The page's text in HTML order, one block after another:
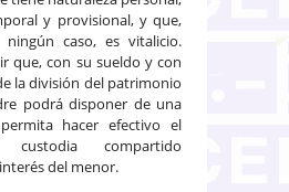
y provisional, y que,
caso, es vitalicio.
que, con su sueldo y con
la división del patrimonio
podrá disponer de una
hacer efectivo el
compartido
del menor.